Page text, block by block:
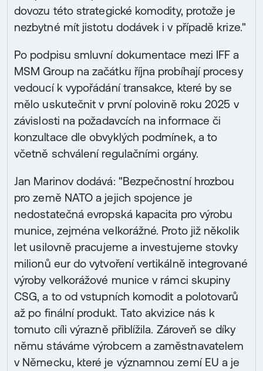
dovozu této strategické komodity, protože je
nezbytné mít jistotu dodávek i v případě krize."
Po podpisu smluvní dokumentace mezi IFF a
MSM Group na začátku října probíhají procesy
vedoucí k vypořádání transakce, které by se
mělo uskutečnit v první polovině roku 2025 v
závislosti na požadavcích na informace či
konzultace dle obvyklých podmínek, a to
včetně schválení regulačními orgány.
Jan Marinov dodává: "Bezpečnostní hrozbou
pro země NATO a jejich spojence je
nedostatečná evropská kapacita pro výrobu
munice, zejména velkorážné. Proto již několik
let usilovně pracujeme a investujeme stovky
milionů eur do vytvoření vertikálně integrované
výroby velkorážové munice v rámci skupiny
CSG, a to od vstupních komodit a polotovarů
až po finální produkt. Tato akvizice nás k
tomuto cíli výrazně přiblížila. Zároveň se díky
němu stáváme výrobcem a zaměstnavatelem
v Německu, které je významnou zemí EU a je